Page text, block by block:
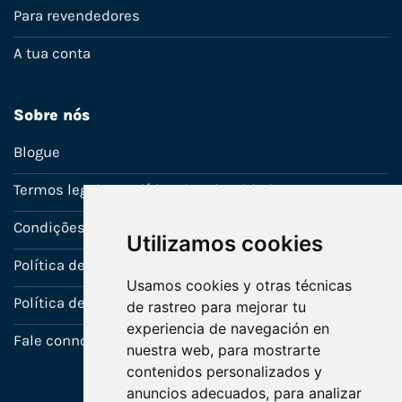
Utilizamos cookies
Usamos cookies y otras técnicas
de rastreo para mejorar tu
experiencia de navegación en
nuestra web, para mostrarte
contenidos personalizados y
anuncios adecuados, para analizar
Para revendedores
A tua conta
Sobre nós
Blogue
Termos legais e política de privacidade
Condições de venda
Política de Garantia
Política de utilização de cookies
Fale connosco